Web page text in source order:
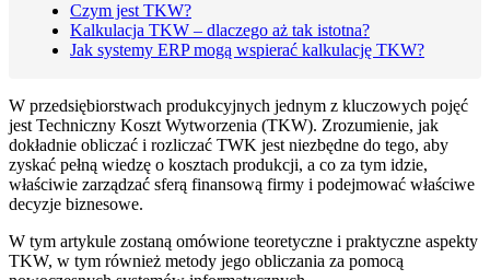
Czym jest TKW?
Kalkulacja TKW – dlaczego aż tak istotna?
Jak systemy ERP mogą wspierać kalkulację TKW?
W przedsiębiorstwach produkcyjnych jednym z kluczowych pojęć
jest Techniczny Koszt Wytworzenia (TKW). Zrozumienie, jak
dokładnie obliczać i rozliczać TWK jest niezbędne do tego, aby
zyskać pełną wiedzę o kosztach produkcji, a co za tym idzie,
właściwie zarządzać sferą finansową firmy i podejmować właściwe
decyzje biznesowe.
W tym artykule zostaną omówione teoretyczne i praktyczne aspekty
TKW, w tym również metody jego obliczania za pomocą